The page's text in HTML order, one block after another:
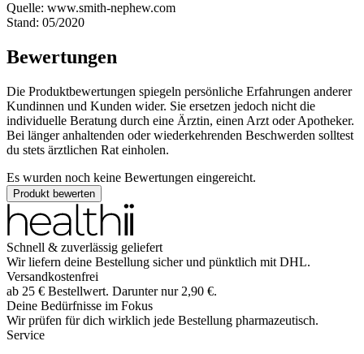
Quelle: www.smith-nephew.com
Stand: 05/2020
Bewertungen
Die Produktbewertungen spiegeln persönliche Erfahrungen anderer
Kundinnen und Kunden wider. Sie ersetzen jedoch nicht die
individuelle Beratung durch eine Ärztin, einen Arzt oder Apotheker.
Bei länger anhaltenden oder wiederkehrenden Beschwerden solltest
du stets ärztlichen Rat einholen.
Es wurden noch keine Bewertungen eingereicht.
Produkt bewerten
Schnell & zuverlässig geliefert
Wir liefern deine Bestellung sicher und pünktlich mit DHL.
Versandkostenfrei
ab 25 € Bestellwert. Darunter nur 2,90 €.
Deine Bedürfnisse im Fokus
Wir prüfen für dich wirklich jede Bestellung pharmazeutisch.
Service